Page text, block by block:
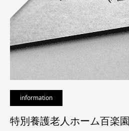
information
特別養護老人ホーム百楽